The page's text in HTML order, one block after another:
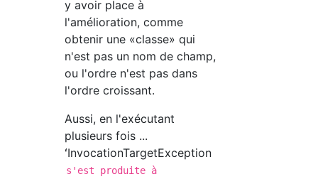
y avoir place à
l'amélioration, comme
obtenir une «classe» qui
n'est pas un nom de champ,
ou l'ordre n'est pas dans
l'ordre croissant.
Aussi, en l'exécutant
plusieurs fois ...
ʻInvocationTargetException
s'est produite à